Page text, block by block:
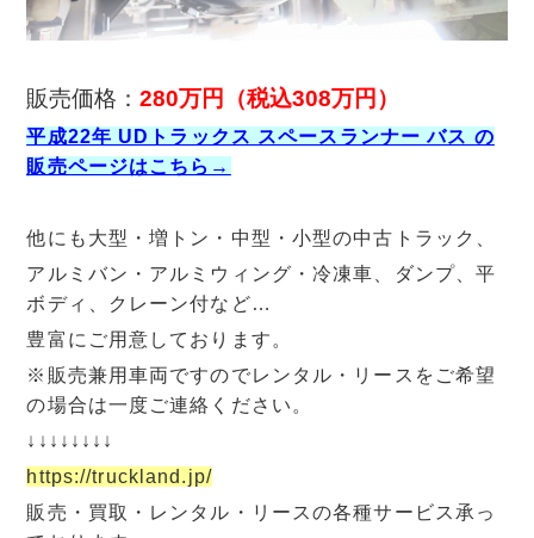
販売価格：280万円 （税込308万円）
平成22年 UDトラックス スペースランナー バス の
販売ページはこちら→
他にも大型・増トン・中型・小型の中古トラック、
アルミバン・アルミウィング・冷凍車、ダンプ、平
ボディ、クレーン付など…
豊富にご用意しております。
※販売兼用車両ですのでレンタル・リースをご希望
の場合は一度ご連絡ください。
↓↓↓↓↓↓↓↓
https://truckland.jp/
販売・買取・レンタル・リースの各種サービス承っ